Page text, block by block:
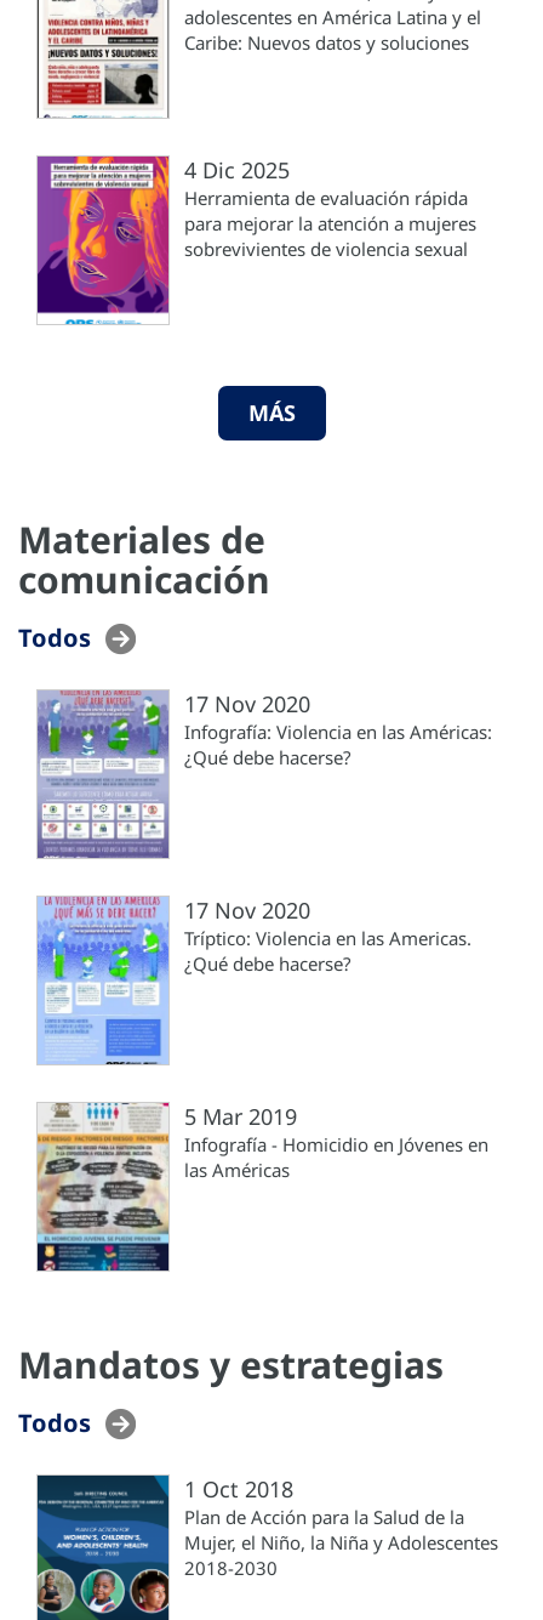
adolescentes en América Latina y el
Caribe: Nuevos datos y soluciones
4 Dic 2025
Herramienta de evaluación rápida
para mejorar la atención a mujeres
sobrevivientes de violencia sexual
MÁS
Materiales de
comunicación
Todos
17 Nov 2020
Infografía: Violencia en las Américas:
¿Qué debe hacerse?
17 Nov 2020
Tríptico: Violencia en las Americas.
¿Qué debe hacerse?
5 Mar 2019
Infografía - Homicidio en Jóvenes en
las Américas
Mandatos y estrategias
Todos
1 Oct 2018
Plan de Acción para la Salud de la
Mujer, el Niño, la Niña y Adolescentes
2018-2030